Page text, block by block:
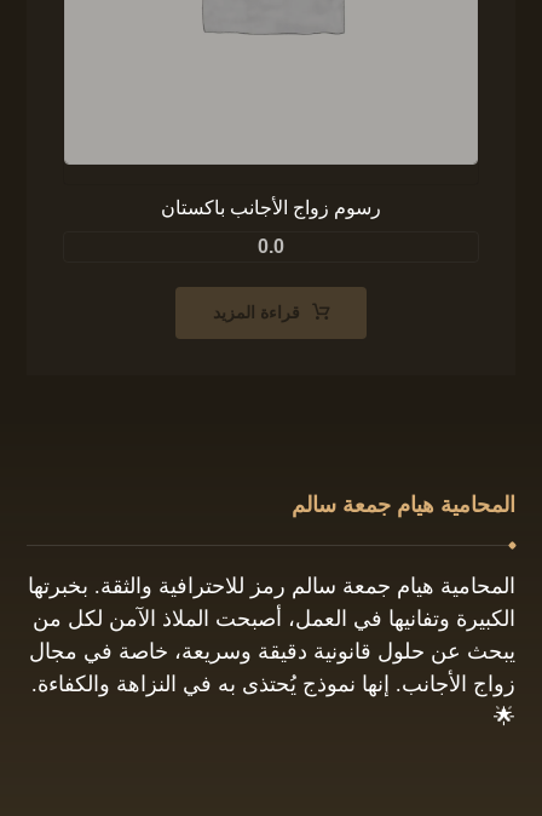
رسوم زواج الأجانب باكستان
0.0
قراءة المزيد
المحامية هيام جمعة سالم
المحامية هيام جمعة سالم رمز للاحترافية والثقة. بخبرتها
الكبيرة وتفانيها في العمل، أصبحت الملاذ الآمن لكل من
يبحث عن حلول قانونية دقيقة وسريعة، خاصة في مجال
زواج الأجانب. إنها نموذج يُحتذى به في النزاهة والكفاءة.
🌟